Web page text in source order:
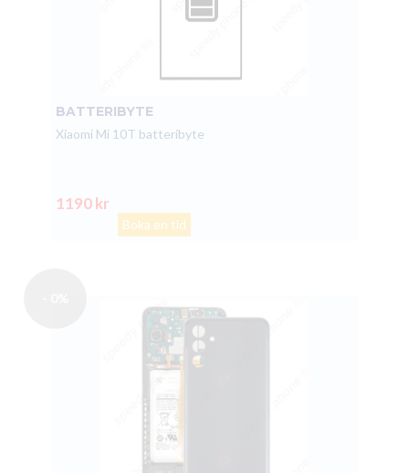
BATTERIBYTE
Xiaomi Mi 10T batteribyte
1190 kr
Boka en tid